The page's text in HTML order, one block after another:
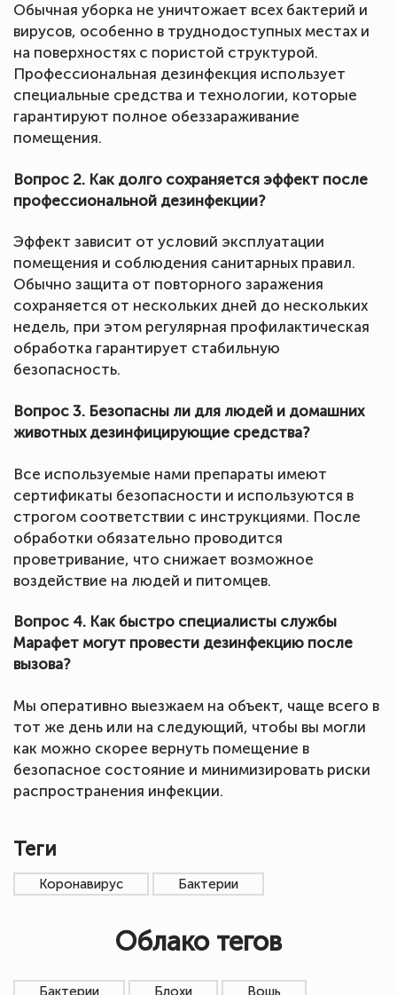
Обычная уборка не уничтожает всех бактерий и
вирусов, особенно в труднодоступных местах и
на поверхностях с пористой структурой.
Профессиональная дезинфекция использует
специальные средства и технологии, которые
гарантируют полное обеззараживание
помещения.
Вопрос 2. Как долго сохраняется эффект после
профессиональной дезинфекции?
Эффект зависит от условий эксплуатации
помещения и соблюдения санитарных правил.
Обычно защита от повторного заражения
сохраняется от нескольких дней до нескольких
недель, при этом регулярная профилактическая
обработка гарантирует стабильную
безопасность.
Вопрос 3. Безопасны ли для людей и домашних
животных дезинфицирующие средства?
Все используемые нами препараты имеют
сертификаты безопасности и используются в
строгом соответствии с инструкциями. После
обработки обязательно проводится
проветривание, что снижает возможное
воздействие на людей и питомцев.
Вопрос 4. Как быстро специалисты службы
Марафет могут провести дезинфекцию после
вызова?
Мы оперативно выезжаем на объект, чаще всего в
тот же день или на следующий, чтобы вы могли
как можно скорее вернуть помещение в
безопасное состояние и минимизировать риски
распространения инфекции.
Теги
Коронавирус Бактерии
Облако тегов
Бактерии Блохи Вошь